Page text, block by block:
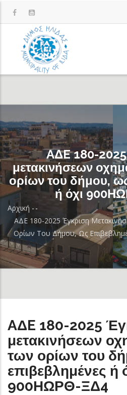
προς
περιεχόμενο
AΔE 180-
μετακινήσεων
ορίων του δήμου,
ή όχι
Breadcrumb
Αρχική - -
AΔE 180-2025 Έγκριση
Ορίων Του Δήμου, Ως
AΔE 180-2025
μετακινήσεων
των ορίων του
επιβεβλημένες ή
900ΗΩΡΘ-ΞΔ4